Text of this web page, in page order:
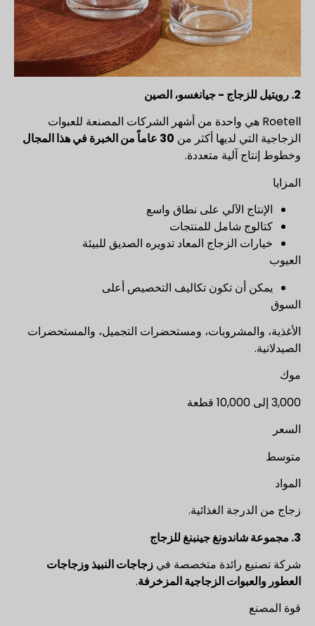
2. رويتيل للزجاج - جيانغسو، الصين
Roetell هي واحدة من أشهر الشركات المصنعة للعبوات
الزجاجية التي لديها أكثر من 30 عاماً من الخبرة في هذا المجال
وخطوط إنتاج آلية متعددة.
المزايا
الإنتاج الآلي على نطاق واسع
كتالوج شامل للمنتجات
خيارات الزجاج المعاد تدويره الصديق للبيئة
العيوب
يمكن أن تكون تكاليف التخصيص أعلى
السوق
الأغذية، والمشروبات، ومستحضرات التجميل، والمستحضرات
الصيدلانية.
موك
3,000 إلى 10,000 قطعة
السعر
متوسط
المواد
زجاج من الدرجة الغذائية.
3. مجموعة شاندونغ جينبنغ للزجاج
شركة تصنيع رائدة متخصصة في زجاجات النبيذ وزجاجات
العطور والعبوات الزجاجية المزخرفة.
قوة المصنع